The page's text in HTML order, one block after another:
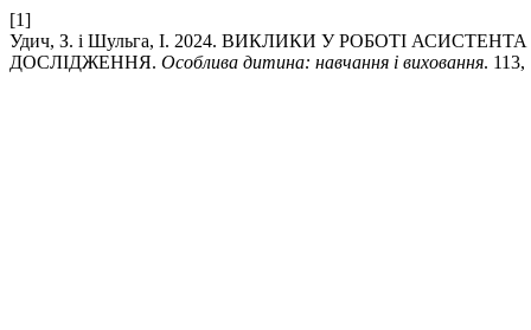
[1]
Удич, З. і Шульга, І. 2024. ВИКЛИКИ У РОБОТІ
ДОСЛІДЖЕННЯ. Особлива дитина: навчання і виховання.